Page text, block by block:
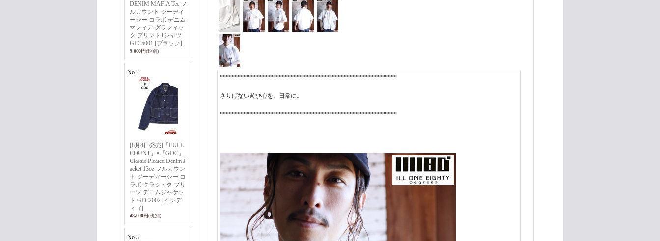
DENIM MAFIA Tee フ
ルカウント ジーディ
ーシー コラボ デニム
マフィア グラフィッ
ク プリントTシャツ
GFC5001 [ブラック]
9,000円(税別)
No.2
[8月4日発売]「FULL
COUNT」×「GDC」
Classic Pleated Denim J
acket 13oz フルカウン
ト ジーディーシー コ
ラボ クラシック プリ
ーツ デニムジャケッ
ト GFC2002 [インデ
ィゴ]
48,000円(税別)
No.3
************************************************************
さりげない遊び心を、日常に。
************************************************************